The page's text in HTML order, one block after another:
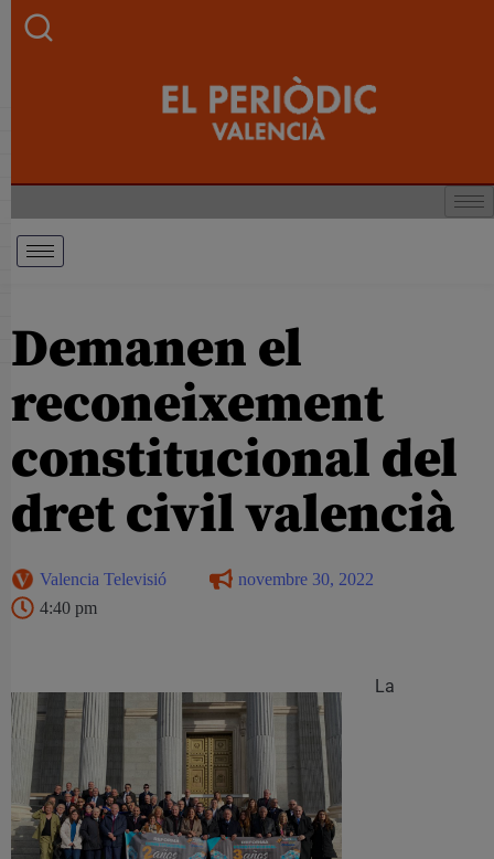
Demanen el
reconeixement
constitucional del
dret civil valencià
Valencia Televisió
novembre 30, 2022
4:40 pm
La